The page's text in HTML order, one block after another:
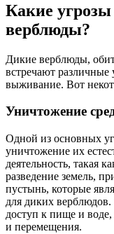
Какие
верблюды?
Дикие верблюды,
встречают различные
выживание. Вот
Уничтожение
Одной из основных
уничтожение их
деятельность, такая
разведение земель,
пустынь, которые
для диких
доступ к пище и
и перемещения.